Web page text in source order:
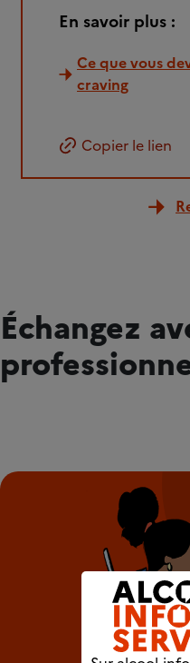
En savoir plus :
Ce que vous
craving
Copier le lien
Échangez